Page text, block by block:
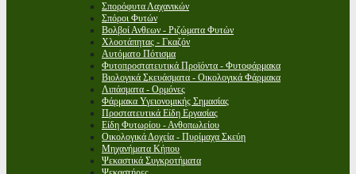
Σπορόφυτα Λαχανικών
Σπόροι Φυτών
Βολβοί Ανθεων - Ριζώματα Φυτών
Χλοοτάπητας - Γκαζόν
Αυτόματο Πότισμα
Φυτοπροστατευτικά Προϊόντα - Φυτοφάρμακα
Βιολογικά Σκευάσματα - Οικολογικά Φάρμακα
Λιπάσματα - Ορμόνες
Φάρμακα Υγειονομικής Σημασίας
Προστατευτικά Είδη Εργασίας
Είδη Φυτωρίου - Ανθοπωλείου
Οικολογικά Δοχεία - Πυρίμαχα Σκεύη
Μηχανήματα Κήπου
Ψεκαστικά Συγκροτήματα